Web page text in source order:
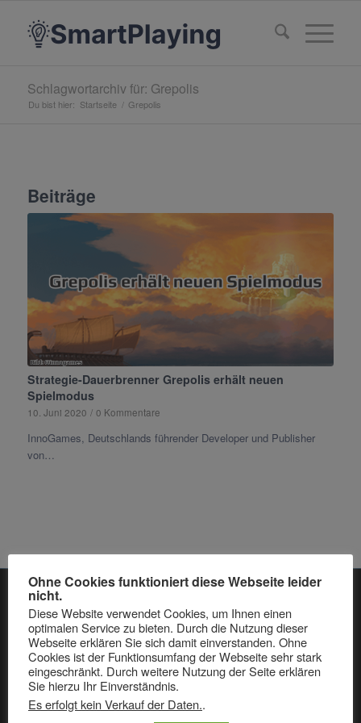
Schlagwortarchiv für: Grepolis
Du bist hier: Startseite / Grepolis
Beiträge
Strategie-Dauerbrenner Grepolis erhält neuen
Spielmodus
10. Juni 2020 / 0 Kommentare
InnoGames, Deutschlands führender Developer und Publisher
von…
NEUESTE BEITRÄGE:
Sfgame Changelog: auf Version 26.000
24. Juli 2025 - 11:04
Sfgame Changelog: auf Version 25.500
14. Mai 2025 - 8:21
Ohne Cookies funktioniert diese Webseite leider
nicht.
Diese Website verwendet Cookies, um Ihnen einen
optimalen Service zu bieten. Durch die Nutzung dieser
Webseite erklären Sie sich damit einverstanden. Ohne
Cookies ist der Funktionsumfang der Webseite sehr stark
eingeschränkt. Durch weitere Nutzung der Seite erklären
Sie hierzu Ihr Einverständnis.
Es erfolgt kein Verkauf der Daten..